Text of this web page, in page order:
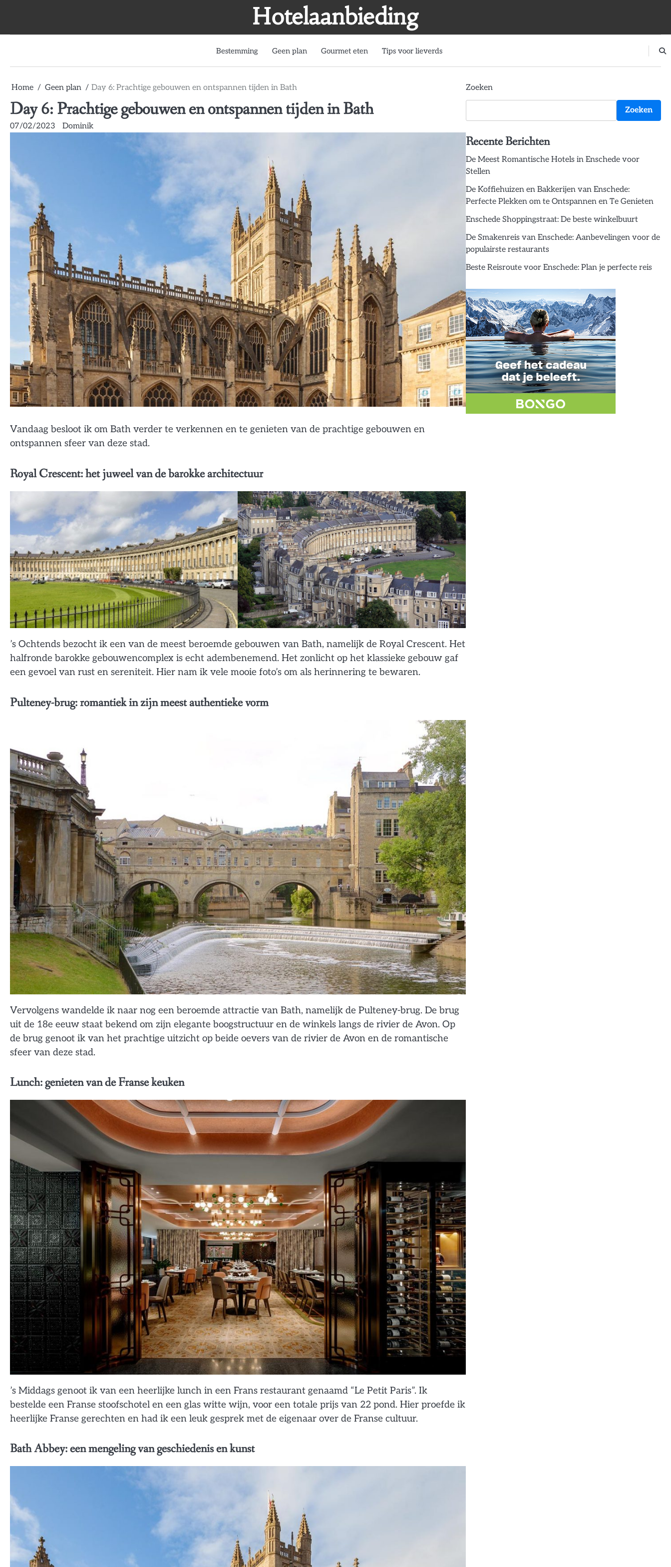
Hotelaanbieding
Bestemming Geen plan Gourmet eten Tips voor lieverds
Home Geen plan Day 6: Prachtige gebouwen en ontspannen tijden in Bath
Day 6: Prachtige gebouwen en ontspannen tijden in Bath
07/02/2023 Dominik
Vandaag besloot ik om Bath verder te verkennen en te genieten van de prachtige gebouwen en
ontspannen sfeer van deze stad.
Royal Crescent: het juweel van de barokke architectuur
’s Ochtends bezocht ik een van de meest beroemde gebouwen van Bath, namelijk de Royal Crescent. Het
halfronde barokke gebouwencomplex is echt adembenemend. Het zonlicht op het klassieke gebouw gaf
een gevoel van rust en sereniteit. Hier nam ik vele mooie foto’s om als herinnering te bewaren.
Pulteney-brug: romantiek in zijn meest authentieke vorm
Vervolgens wandelde ik naar nog een beroemde attractie van Bath, namelijk de Pulteney-brug. De brug
uit de 18e eeuw staat bekend om zijn elegante boogstructuur en de winkels langs de rivier de Avon. Op
de brug genoot ik van het prachtige uitzicht op beide oevers van de rivier de Avon en de romantische
sfeer van deze stad.
Lunch: genieten van de Franse keuken
’s Middags genoot ik van een heerlijke lunch in een Frans restaurant genaamd “Le Petit Paris”. Ik
bestelde een Franse stoofschotel en een glas witte wijn, voor een totale prijs van 22 pond. Hier proefde ik
heerlijke Franse gerechten en had ik een leuk gesprek met de eigenaar over de Franse cultuur.
Bath Abbey: een mengeling van geschiedenis en kunst
Zoeken
Zoeken
Recente Berichten
De Meest Romantische Hotels in Enschede voor
Stellen
De Koffiehuizen en Bakkerijen van Enschede:
Perfecte Plekken om te Ontspannen en Te Genieten
Enschede Shoppingstraat: De beste winkelbuurt
De Smakenreis van Enschede: Aanbevelingen voor de
populairste restaurants
Beste Reisroute voor Enschede: Plan je perfecte reis